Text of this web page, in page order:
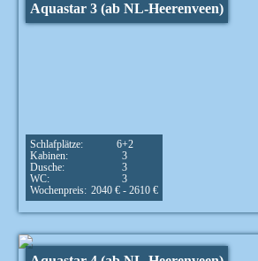
Aquastar 3 (ab NL-Heerenveen)
Schlafplätze:
6+2
Kabinen:
3
Dusche:
3
WC:
3
Wochenpreis: 2040 € - 2610 €